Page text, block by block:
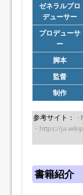
ゼネラルプロ
デューサー
プロデューサ
ー
脚本
監督
制作
参考サイト： ・
・https://
書籍紹介